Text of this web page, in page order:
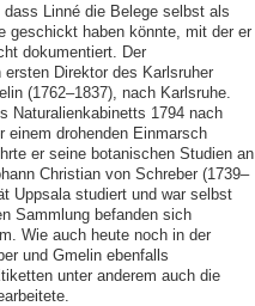
Linné die Belege selbst als
geschickt haben könnte, mit der er
dokumentiert. Der
Direktor des Karlsruher
(1762–1837), nach Karlsruhe.
Naturalienkabinetts 1794 nach
drohenden Einmarsch
er seine botanischen Studien an
Christian von Schreber (1739–
Uppsala studiert und war selbst
Sammlung befanden sich
Wie auch heute noch in der
und Gmelin ebenfalls
unter anderem auch die